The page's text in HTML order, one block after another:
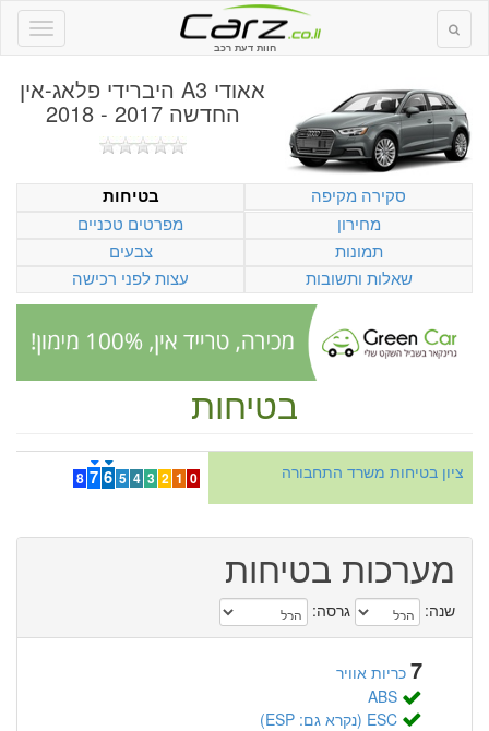
חוות דעת רכב
אאודי A3 היברידי פלאג-אין
החדשה 2017 - 2018
סקירה מקיפה
בטיחות
מחירון
מפרטים טכניים
תמונות
צבעים
שאלות ותשובות
עצות לפני רכישה
בטיחות
ציון בטיחות משרד התחבורה 0
1
2
3
4
5
6
7
8
מערכות בטיחות
שנה: גרסה:
7 כריות אוויר
ABS
ESC (נקרא גם: ESP)